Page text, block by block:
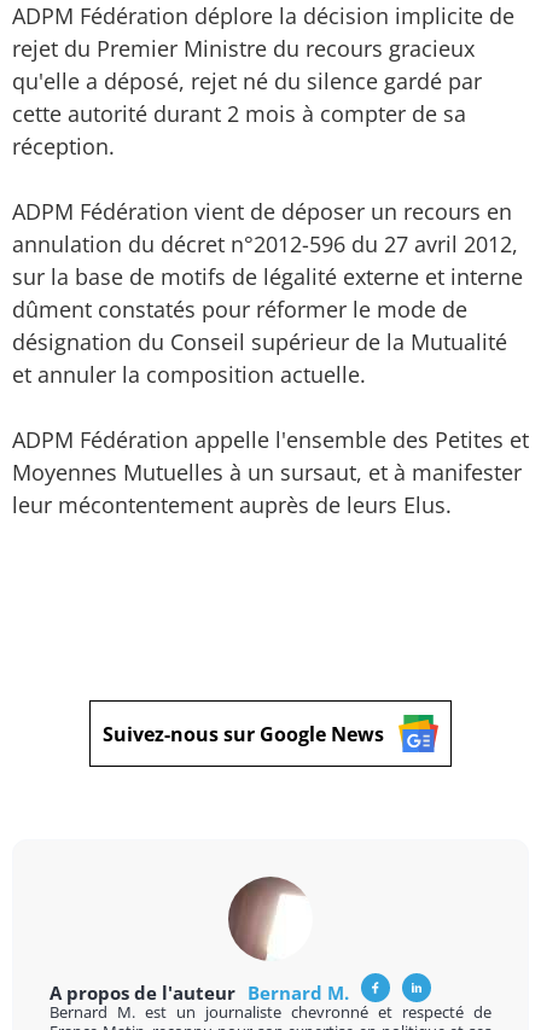
ADPM Fédération déplore la décision implicite de
rejet du Premier Ministre du recours gracieux
qu'elle a déposé, rejet né du silence gardé par
cette autorité durant 2 mois à compter de sa
réception.
ADPM Fédération vient de déposer un recours en
annulation du décret n°2012-596 du 27 avril 2012,
sur la base de motifs de légalité externe et interne
dûment constatés pour réformer le mode de
désignation du Conseil supérieur de la Mutualité
et annuler la composition actuelle.
ADPM Fédération appelle l'ensemble des Petites et
Moyennes Mutuelles à un sursaut, et à manifester
leur mécontentement auprès de leurs Elus.
Suivez-nous sur Google News
A propos de l'auteur Bernard M.
Bernard M. est un journaliste chevronné et respecté de